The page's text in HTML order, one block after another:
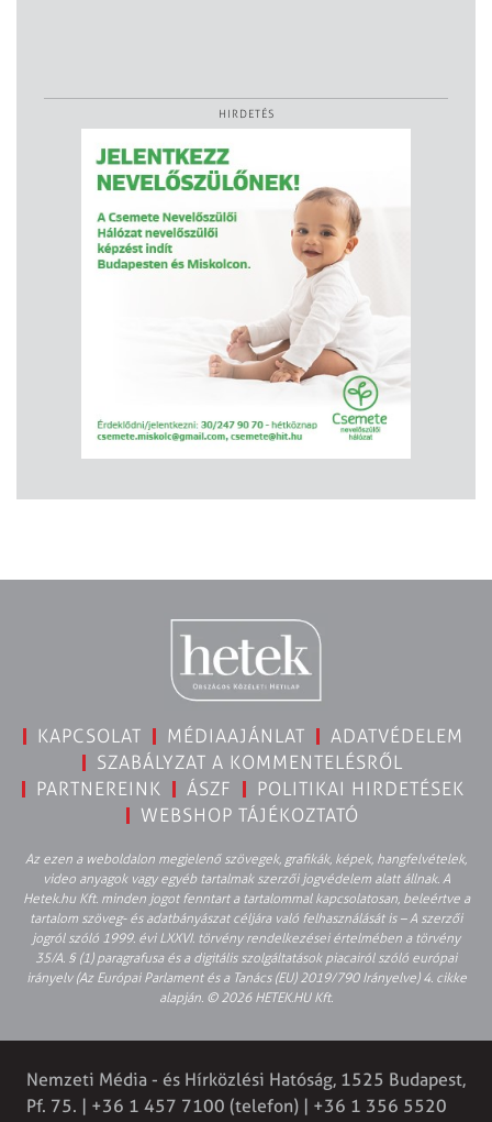
HIRDETÉS
KAPCSOLAT MÉDIAAJÁNLAT
ADATVÉDELEM
SZABÁLYZAT A KOMMENTELÉSRŐL
PARTNEREINK
ÁSZF
POLITIKAI HIRDETÉSEK
WEBSHOP TÁJÉKOZTATÓ
Az ezen a weboldalon megjelenő szövegek, grafikák, képek, hangfelvételek,
video anyagok vagy egyéb tartalmak szerzői jogvédelem alatt állnak. A
Hetek.hu Kft. minden jogot fenntart a tartalommal kapcsolatosan, beleértve a
tartalom szöveg- és adatbányászat céljára való felhasználását is – A szerzői
jogról szóló 1999. évi LXXVI. törvény rendelkezései értelmében a törvény
35/A. § (1) paragrafusa és a digitális szolgáltatások piacairól szóló európai
irányelv (Az Európai Parlament és a Tanács (EU) 2019/790 Irányelve) 4. cikke
alapján. © 2026 HETEK.HU Kft.
Nemzeti Média - és Hírközlési Hatóság, 1525 Budapest,
Pf. 75. | +36 1 457 7100 (telefon) | +36 1 356 5520